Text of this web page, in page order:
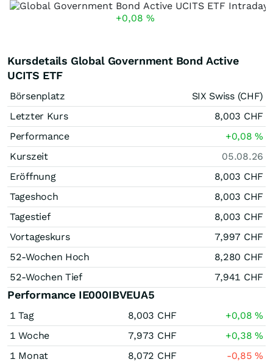
+0,08 %
Kursdetails Global Government Bond Active
UCITS ETF
Börsenplatz
SIX Swiss (CHF)
Letzter Kurs
8,003 CHF
Performance
+0,08%
Kurszeit
05.08.26
Eröffnung
8,003 CHF
Tageshoch
8,003 CHF
Tagestief
8,003 CHF
Vortageskurs
7,997 CHF
52-Wochen Hoch
8,280 CHF
52-Wochen Tief
7,941 CHF
Performance IE000IBVEUA5
1 Tag 8,003 CHF +0,08%
1 Woche
7,973 CHF +0,38%
1 Monat
8,072 CHF -0,85%